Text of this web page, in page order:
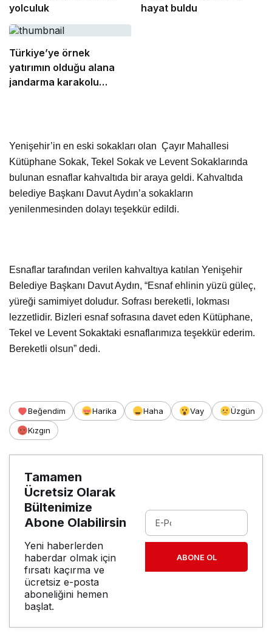
yolculuk
hayat buldu
Türkiye’ye örnek
yatırımın olduğu alana
jandarma karakolu
Yenişehir’in en eski sokakları olan Çayır Mahallesi
Kütüphane Sokak, Tekel Sokak ve Levent Sokaklarında
bulunan esnaflar kahvaltıda bir araya geldi. Kahvaltıda
belediye Başkanı Davut Aydın’a sokakların
yenilenmesinden dolayı teşekkür edildi.
Esnaflar tarafından verilen kahvaltıya katılan Yenişehir
Belediye Başkanı Davut Aydın, “Esnaf ehlinin yüzü güleç,
yüreği samimiyet doludur. Sofrası bereketli, lokması
lezzetlidir. Bizleri esnaf sofrasına davet eden Kütüphane,
Tekel ve Levent Sokaktaki esnaflarımıza teşekkür ederim.
Bereketli olsun” dedi.
Beğendim Harika Haha Vay
Üzgün
Kızgın
Tamamen
Ücretsiz Olarak
Bültenimize
Abone Olabilirsin
Yeni haberlerden
haberdar olmak için
fırsatı kaçırma ve
ücretsiz e-posta
aboneliğini hemen
başlat.
ABONE OL